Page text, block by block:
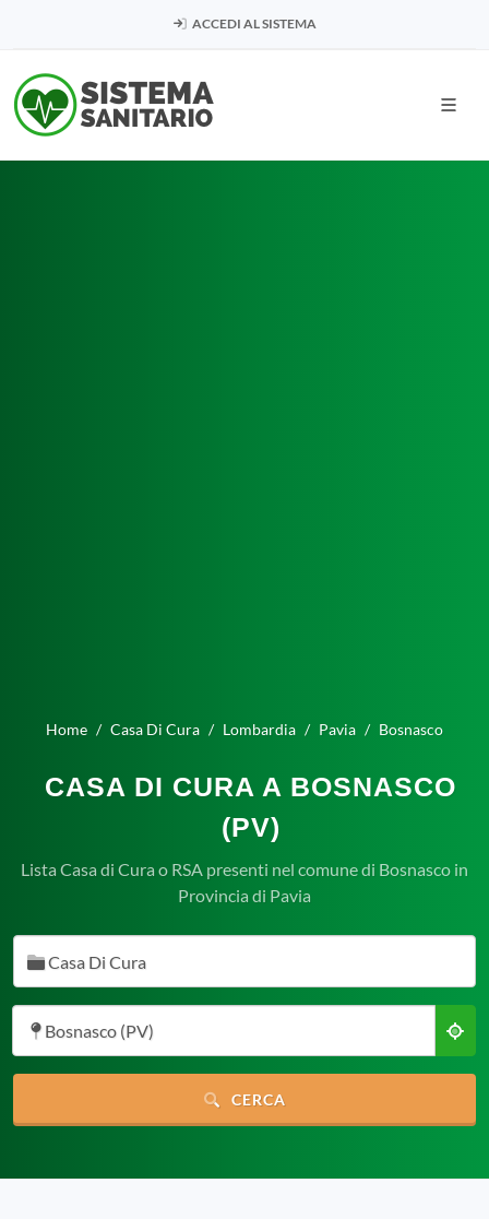
ACCEDI AL SISTEMA
Home Casa Di Cura Lombardia Pavia Bosnasco
CASA DI CURA A BOSNASCO
(PV)
Lista Casa di Cura o RSA presenti nel comune di Bosnasco in
Provincia di Pavia
Casa Di Cura
Bosnasco (PV)
CERCA